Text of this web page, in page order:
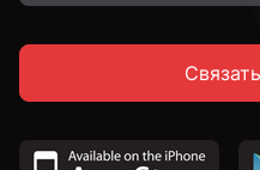
С тарельчатой головкой
С крестовой головкой